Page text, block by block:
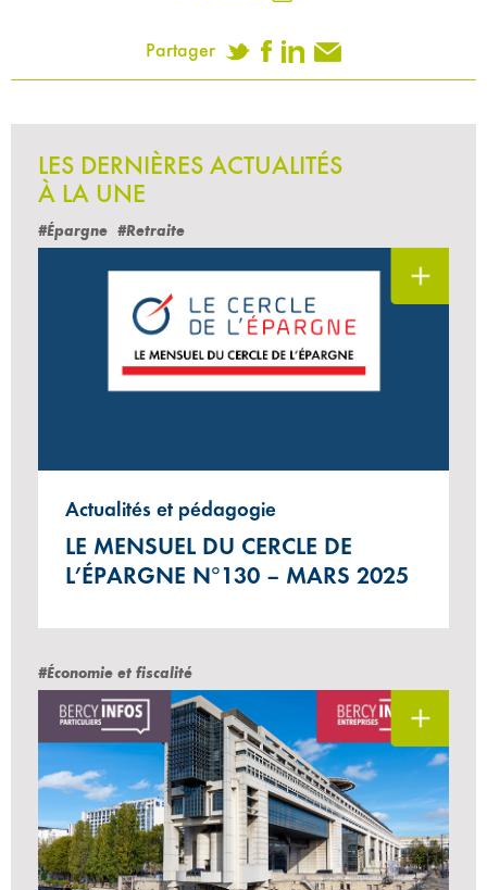
Partager
LES DERNIÈRES ACTUALITÉS
À LA UNE
#Épargne #Retraite
Actualités et pédagogie
LE MENSUEL DU CERCLE DE
L’ÉPARGNE N°130 – MARS 2025
#Économie et fiscalité